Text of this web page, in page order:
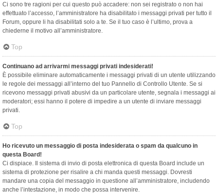
Ci sono tre ragioni per cui questo può accadere: non sei registrato o non hai
effettuato l’accesso, l’amministratore ha disabilitato i messaggi privati per tutto il
Forum, oppure li ha disabilitati solo a te. Se il tuo caso è l’ultimo, prova a
chiederne il motivo all’amministratore.
Top
Continuano ad arrivarmi messaggi privati indesiderati!
È possibile eliminare automaticamente i messaggi privati ​​di un utente utilizzando
le regole dei messaggi all’interno del tuo Pannello di Controllo Utente. Se si
ricevono messaggi privati ​​abusivi da un particolare utente, segnala i messaggi ai
moderatori; essi hanno il potere di impedire a un utente di inviare messaggi
privati​​.
Top
Ho ricevuto un messaggio di posta indesiderata o spam da qualcuno in
questa Board!
Ci dispiace. Il sistema di invio di posta elettronica di questa Board include un
sistema di protezione per risalire a chi manda questi messaggi. Dovresti
mandare una copia del messaggio in questione all’amministratore, includendo
anche l’intestazione, in modo che possa intervenire.